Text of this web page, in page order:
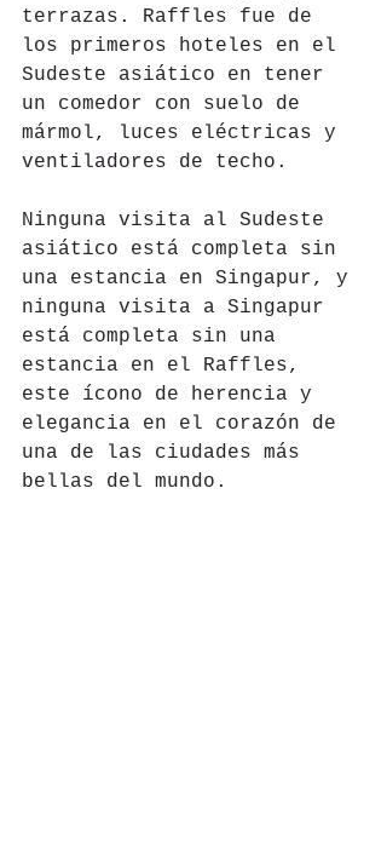
terrazas. Raffles fue de
los primeros hoteles en el
Sudeste asiático en tener
un comedor con suelo de
mármol, luces eléctricas y
ventiladores de techo.
Ninguna visita al Sudeste
asiático está completa sin
una estancia en Singapur, y
ninguna visita a Singapur
está completa sin una
estancia en el Raffles,
este ícono de herencia y
elegancia en el corazón de
una de las ciudades más
bellas del mundo.